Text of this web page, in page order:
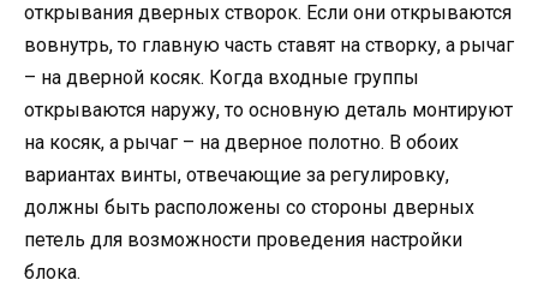
открывания дверных створок. Если они открываются
вовнутрь, то главную часть ставят на створку, а рычаг
– на дверной косяк. Когда входные группы
открываются наружу, то основную деталь монтируют
на косяк, а рычаг – на дверное полотно. В обоих
вариантах винты, отвечающие за регулировку,
должны быть расположены со стороны дверных
петель для возможности проведения настройки
блока.